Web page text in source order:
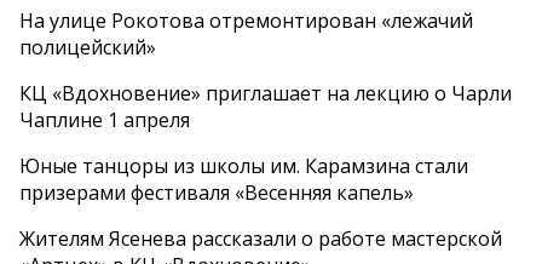
На улице Рокотова отремонтирован «лежачий
полицейский»
КЦ «Вдохновение» приглашает на лекцию о Чарли
Чаплине 1 апреля
Юные танцоры из школы им. Карамзина стали
призерами фестиваля «Весенняя капель»
Жителям Ясенева рассказали о работе мастерской